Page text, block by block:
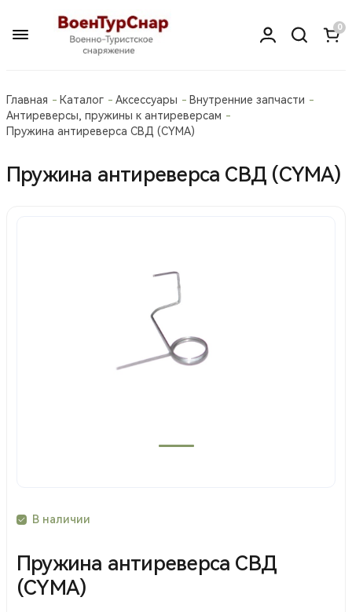
0
Главная Каталог Аксессуары
Внутренние запчасти
Антиреверсы, пружины к антиреверсам
Пружина антиреверса СВД (CYMA)
Пружина антиреверса СВД (CYMA)
В наличии
Пружина антиреверса СВД
(CYMA)